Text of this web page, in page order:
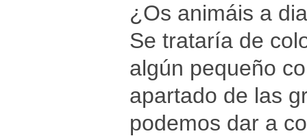
¿Os animáis a
Se trataría de
algún pequeño
apartado de las
podemos dar a